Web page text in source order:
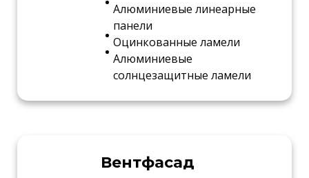
Алюминиевые линеарные
панели
Оцинкованные ламели
Алюминиевые
солнцезащитные ламели
Вентфасад